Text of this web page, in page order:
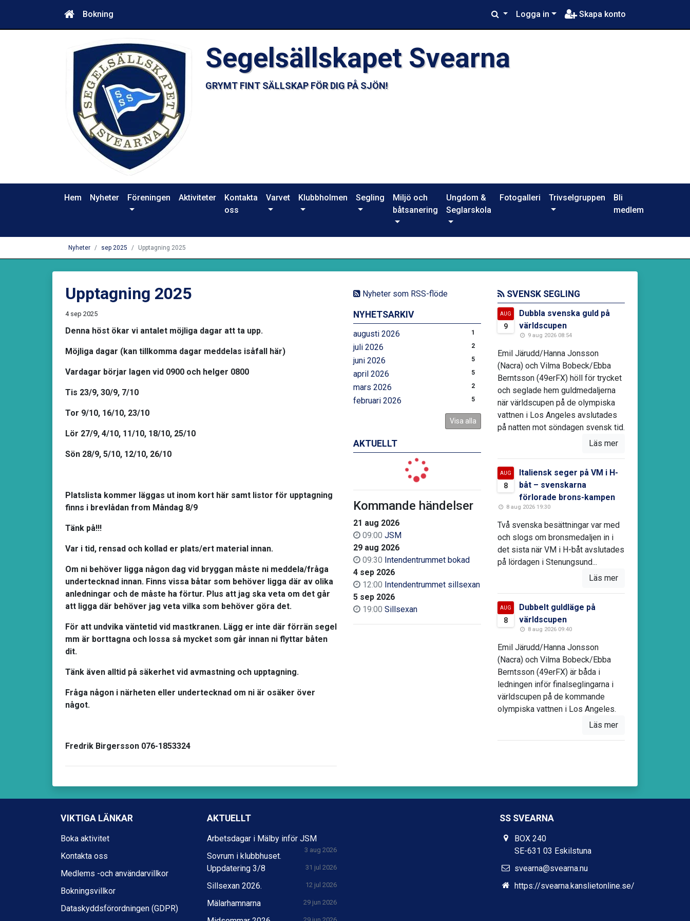
Bokning Logga in Skapa konto
Segelsällskapet Svearna
GRYMT FINT SÄLLSKAP FÖR DIG PÅ SJÖN!
Hem Nyheter Föreningen Aktiviteter
Kontakta
oss
Varvet Klubbholmen Segling
Miljö och
båtsanering
Ungdom &
Seglarskola
Fotogalleri Trivselgruppen
Bli
medlem
Nyheter sep 2025 Upptagning 2025
Nyheter som RSS-flöde
NYHETSARKIV
augusti 2026 1
juli 2026 2
juni 2026 5
april 2026 5
mars 2026 2
februari 2026 5
Visa alla
AKTUELLT
Kommande händelser
21 aug 2026
09:00 JSM
29 aug 2026
09:30 Intendentrummet bokad
4 sep 2026
12:00 Intendentrummet sillsexan
5 sep 2026
19:00 Sillsexan
Upptagning 2025
4 sep 2025
Denna höst ökar vi antalet möjliga dagar att ta upp.
Möjliga dagar (kan tillkomma dagar meddelas isåfall här)
Vardagar börjar lagen vid 0900 och helger 0800
Tis 23/9, 30/9, 7/10
Tor 9/10, 16/10, 23/10
Lör 27/9, 4/10, 11/10, 18/10, 25/10
Sön 28/9, 5/10, 12/10, 26/10
Platslista kommer läggas ut inom kort här samt listor för upptagning
finns i brevlådan from Måndag 8/9
Tänk på!!!
Var i tid, rensad och kollad er plats/ert material innan.
Om ni behöver ligga någon dag vid bryggan måste ni meddela/fråga
undertecknad innan. Finns vissa båtar som behöver ligga där av olika
anledningar och de måste ha förtur. Plus att jag ska veta om det går
att ligga där behöver jag veta vilka som behöver göra det.
För att undvika väntetid vid mastkranen. Lägg er inte där förrän segel
mm är borttagna och lossa så mycket som går innan ni flyttar båten
dit.
Tänk även alltid på säkerhet vid avmastning och upptagning.
Fråga någon i närheten eller undertecknad om ni är osäker över
något.
Fredrik Birgersson 076-1853324
SVENSK SEGLING
AUG
9
Dubbla svenska guld på
världscupen
9 aug 2026 08:54
Emil Järudd/Hanna Jonsson
(Nacra) och Vilma Bobeck/Ebba
Berntsson (49erFX) höll för trycket
och seglade hem guldmedaljerna
när världscupen på de olympiska
vattnen i Los Angeles avslutades
på natten mot söndagen svensk tid.
Läs mer
AUG
8
Italiensk seger på VM i H-
båt – svenskarna
förlorade brons-kampen
8 aug 2026 19:30
Två svenska besättningar var med
och slogs om bronsmedaljen in i
det sista när VM i H-båt avslutades
på lördagen i Stenungsund...
Läs mer
AUG
8
Dubbelt guldläge på
världscupen
8 aug 2026 09:40
Emil Järudd/Hanna Jonsson
(Nacra) och Vilma Bobeck/Ebba
Berntsson (49erFX) är båda i
ledningen inför finalseglingarna i
världscupen på de kommande
olympiska vattnen i Los Angeles.
Läs mer
VIKTIGA LÄNKAR
Boka aktivitet
Kontakta oss
Medlems -och användarvillkor
Bokningsvillkor
Dataskyddsförordningen (GDPR)
AKTUELLT
Arbetsdagar i Mälby inför JSM
3 aug 2026
Sovrum i klubbhuset.
Uppdatering 3/8
31 jul 2026
Sillsexan 2026. 12 jul 2026
Mälarhamnarna 29 jun 2026
SS SVEARNA
BOX 240
SE-631 03 Eskilstuna
svearna@svearna.nu
https://svearna.kanslietonline.se/